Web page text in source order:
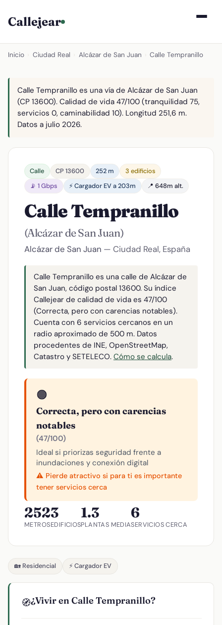
Callejear
Inicio Ciudad Real Alcázar de San Juan Calle Tempranillo
Calle Tempranillo es una vía de Alcázar de San Juan
(CP 13600). Calidad de vida 47/100 (tranquilidad 75,
servicios 0, caminabilidad 10). Longitud 251,6 m.
Datos a julio 2026.
Calle CP 13600 252 m
3 edificios
📡 1 Gbps
⚡ Cargador EV a 203m 📍 648m alt.
Calle Tempranillo
(Alcázar de San Juan)
Alcázar de San Juan — Ciudad Real, España
Calle Tempranillo es una calle de Alcázar de
San Juan, código postal 13600. Su índice
Callejear de calidad de vida es 47/100
(Correcta, pero con carencias notables).
Cuenta con 6 servicios cercanos en un
radio aproximado de 500 m. Datos
procedentes de INE, OpenStreetMap,
Catastro y SETELECO. Cómo se calcula.
🟠
Correcta, pero con carencias
notables
(47/100)
Ideal si priorizas seguridad frente a
inundaciones y conexión digital
⚠️ Pierde atractivo si para ti es importante
tener servicios cerca
252
METROS
3
EDIFICIOS
1.3
PLANTAS MEDIA
6
SERVICIOS CERCA
🏡 Residencial ⚡ Cargador EV
🧭¿Vivir en Calle Tempranillo?